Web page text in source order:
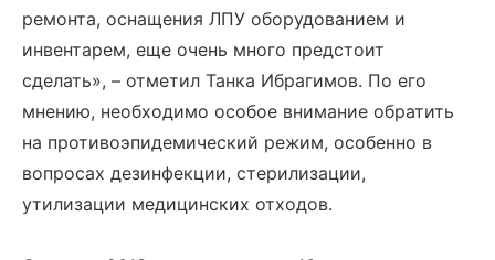
ремонта, оснащения ЛПУ оборудованием и
инвентарем, еще очень много предстоит
сделать», – отметил Танка Ибрагимов. По его
мнению, необходимо особое внимание обратить
на противоэпидемический режим, особенно в
вопросах дезинфекции, стерилизации,
утилизации медицинских отходов.